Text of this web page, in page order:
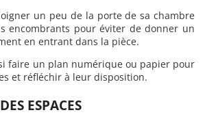
un peu de la porte de sa chambre
encombrants pour éviter de donner un
en entrant dans la pièce.
faire un plan numérique ou papier pour
et réfléchir à leur disposition.
ESPACES